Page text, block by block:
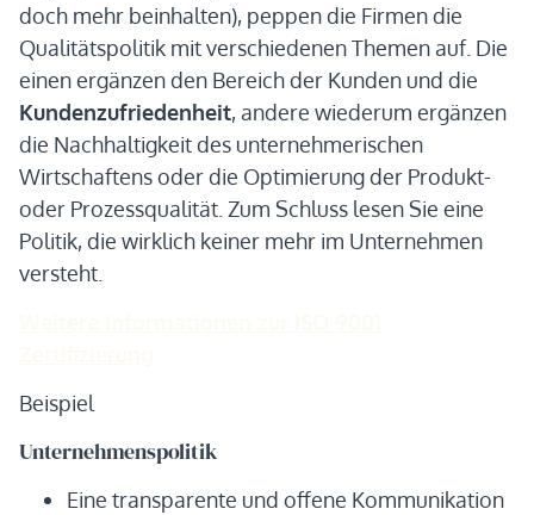
doch mehr beinhalten), peppen die Firmen die
Qualitätspolitik mit verschiedenen Themen auf. Die
einen ergänzen den Bereich der Kunden und die
Kundenzufriedenheit, andere wiederum ergänzen
die Nachhaltigkeit des unternehmerischen
Wirtschaftens oder die Optimierung der Produkt-
oder Prozessqualität. Zum Schluss lesen Sie eine
Politik, die wirklich keiner mehr im Unternehmen
versteht.
Beispiel
Unternehmenspolitik
Eine transparente und offene Kommunikation